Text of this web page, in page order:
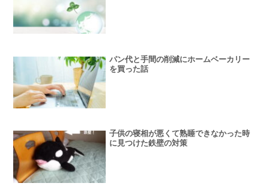
パン代と手間の削減にホームベーカリー
を買った話
子供の寝相が悪くて熟睡できなかった時
に見つけた鉄壁の対策